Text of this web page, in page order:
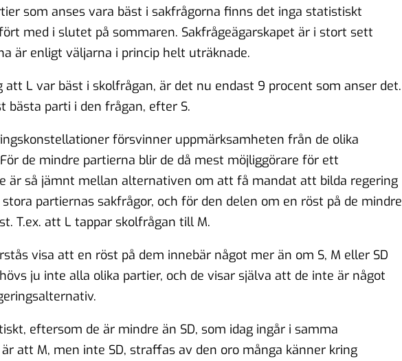
som anses vara bäst i sakfrågorna finns det inga statistiskt
med i slutet på sommaren. Sakfrågeägarskapet är i stort sett
är enligt väljarna i princip helt uträknade.
att L var bäst i skolfrågan, är det nu endast 9 procent som anser det.
bästa parti i den frågan, efter S.
försvinner uppmärksamheten från de olika
de mindre partierna blir de då mest möjliggörare för ett
är så jämnt mellan alternativen om att få mandat att bilda regering
partiernas sakfrågor, och för den delen om en röst på de mindre
T.ex. att L tappar skolfrågan till M.
visa att en röst på dem innebär något mer än om S, M eller SD
ju inte alla olika partier, och de visar själva att de inte är något
eftersom de är mindre än SD, som idag ingår i samma
att M, men inte SD, straffas av den oro många känner kring